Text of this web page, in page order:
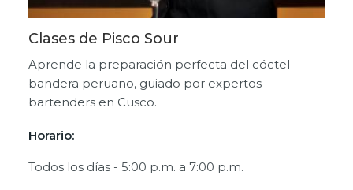
Clases de Pisco Sour
Aprende la preparación perfecta del cóctel
bandera peruano, guiado por expertos
bartenders en Cusco.
Horario:
Todos los días - 5:00 p.m. a 7:00 p.m.